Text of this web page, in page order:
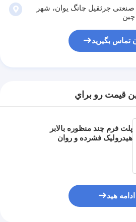
پارک صنعتی جرثقیل چانگ یوان، شهر
تماس بگیرید
قيمت رو براي
پلت فرم چند منظوره بالابر
هیدرولیک فشرده و روان
ادامه هید